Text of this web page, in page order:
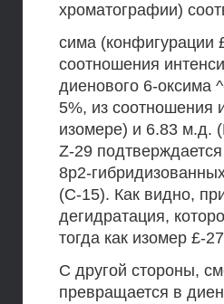
хроматографии)
сима (конфигурации
соотношения
диенового 6-оксима
5%, из соотношения
изомере) и 6.83 м.д.
Z-29
8р2-
(С-15). Как видно,
дегидратация,
тогда как изомер £-
С другой стороны,
превращается в